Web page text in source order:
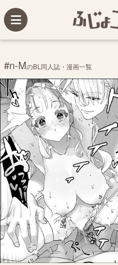
#n-MのBL同人誌・漫画一覧